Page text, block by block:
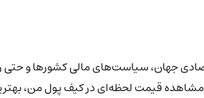
جهان، سیاست‌های مالی کشورها و حتی
مشاهده قیمت لحظه‌ای در کیف پول من،